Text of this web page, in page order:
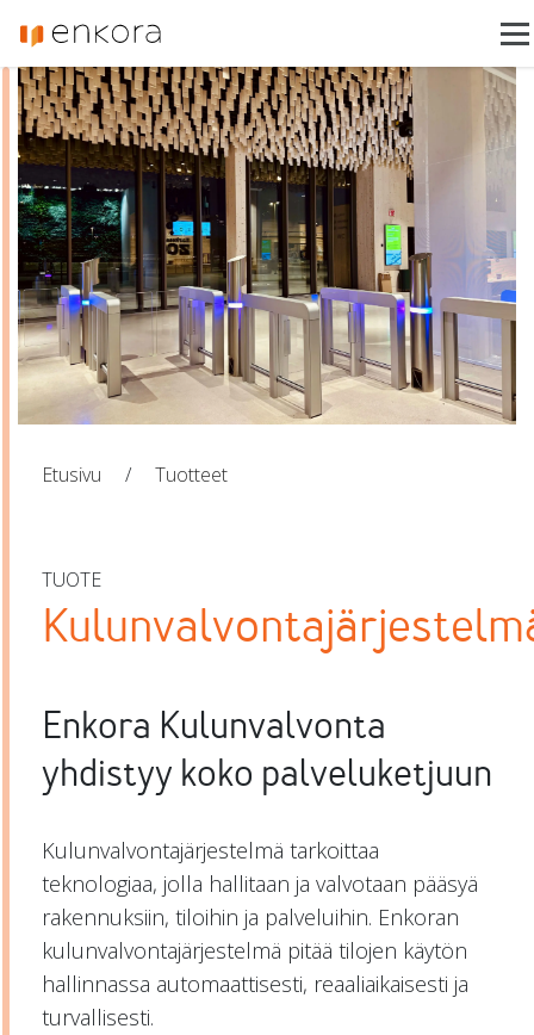
Enkora
Toimialat
Tuotteet
Referenssit
Ajankohtaista
Asiakastuki
Ota yhteyttä
Etusivu / Tuotteet
TUOTE
Enkora Kulunvalvonta
yhdistyy koko palveluketjuun
Kulunvalvontajärjestelmä tarkoittaa
teknologiaa, jolla hallitaan ja valvotaan pääsyä
rakennuksiin, tiloihin ja palveluihin. Enkoran
kulunvalvontajärjestelmä pitää tilojen käytön
hallinnassa automaattisesti, reaaliaikaisesti ja
turvallisesti.